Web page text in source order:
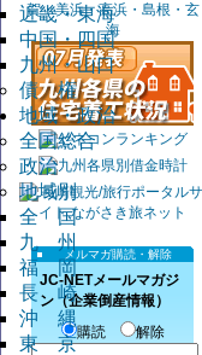
近畿・東海
中国・四国
九州・山口
債 権
地域・政治
全国総合
政治
地域別
全 国
九 州
福 岡
長 崎
沖 縄
東 京
メルマガ購読・解除
JC-NETメールマガジ
ン（企業倒産情報）
購読
解除